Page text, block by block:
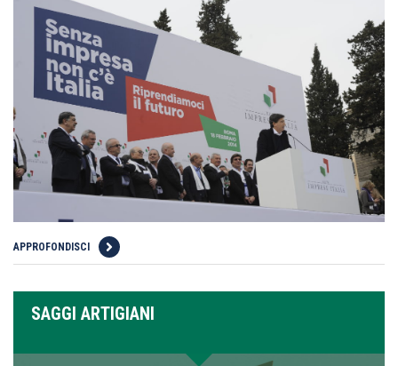
APPROFONDISCI
SAGGI ARTIGIANI